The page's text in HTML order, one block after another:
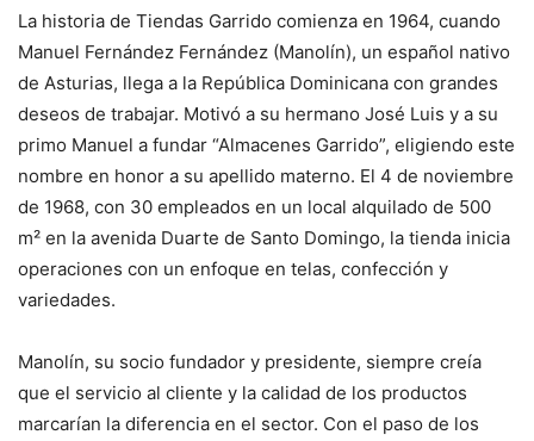
La historia de Tiendas Garrido comienza en 1964, cuando
Manuel Fernández Fernández (Manolín), un español nativo
de Asturias, llega a la República Dominicana con grandes
deseos de trabajar. Motivó a su hermano José Luis y a su
primo Manuel a fundar “Almacenes Garrido”, eligiendo este
nombre en honor a su apellido materno. El 4 de noviembre
de 1968, con 30 empleados en un local alquilado de 500
m² en la avenida Duarte de Santo Domingo, la tienda inicia
operaciones con un enfoque en telas, confección y
variedades.
Manolín, su socio fundador y presidente, siempre creía
que el servicio al cliente y la calidad de los productos
marcarían la diferencia en el sector. Con el paso de los